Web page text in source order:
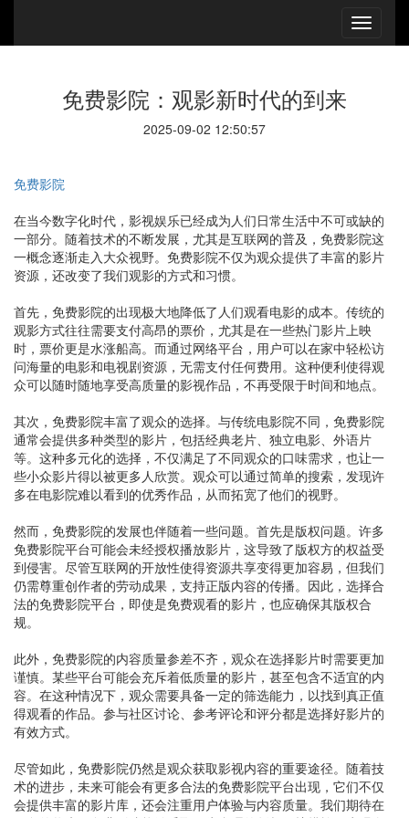
免费影院：观影新时代的到来
2025-09-02 12:50:57
免费影院
在当今数字化时代，影视娱乐已经成为人们日常生活中不可或缺的
一部分。随着技术的不断发展，尤其是互联网的普及，免费影院这
一概念逐渐走入大众视野。免费影院不仅为观众提供了丰富的影片
资源，还改变了我们观影的方式和习惯。
首先，免费影院的出现极大地降低了人们观看电影的成本。传统的
观影方式往往需要支付高昂的票价，尤其是在一些热门影片上映
时，票价更是水涨船高。而通过网络平台，用户可以在家中轻松访
问海量的电影和电视剧资源，无需支付任何费用。这种便利使得观
众可以随时随地享受高质量的影视作品，不再受限于时间和地点。
其次，免费影院丰富了观众的选择。与传统电影院不同，免费影院
通常会提供多种类型的影片，包括经典老片、独立电影、外语片
等。这种多元化的选择，不仅满足了不同观众的口味需求，也让一
些小众影片得以被更多人欣赏。观众可以通过简单的搜索，发现许
多在电影院难以看到的优秀作品，从而拓宽了他们的视野。
然而，免费影院的发展也伴随着一些问题。首先是版权问题。许多
免费影院平台可能会未经授权播放影片，这导致了版权方的权益受
到侵害。尽管互联网的开放性使得资源共享变得更加容易，但我们
仍需尊重创作者的劳动成果，支持正版内容的传播。因此，选择合
法的免费影院平台，即使是免费观看的影片，也应确保其版权合
规。
此外，免费影院的内容质量参差不齐，观众在选择影片时需要更加
谨慎。某些平台可能会充斥着低质量的影片，甚至包含不适宜的内
容。在这种情况下，观众需要具备一定的筛选能力，以找到真正值
得观看的作品。参与社区讨论、参考评论和评分都是选择好影片的
有效方式。
尽管如此，免费影院仍然是观众获取影视内容的重要途径。随着技
术的进步，未来可能会有更多合法的免费影院平台出现，它们不仅
会提供丰富的影片库，还会注重用户体验与内容质量。我们期待在